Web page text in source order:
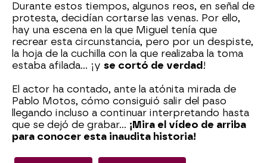
Durante estos tiempos, algunos reos, en señal de
protesta, decidían cortarse las venas. Por ello,
hay una escena en la que Miguel tenía que
recrear esta circunstancia, pero por un despiste,
la hoja de la cuchilla con la que realizaba la toma
estaba afilada... ¡y se cortó de verdad !
El actor ha contado, ante la atónita mirada de
Pablo Motos, cómo consiguió salir del paso
llegando incluso a continuar interpretando hasta
que se dejó de grabar... ¡Mira el vídeo de arriba
para conocer esta inaudita historia!